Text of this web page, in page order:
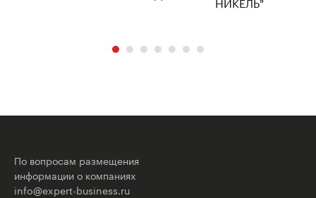
По вопросам размещения
информации о компаниях
info@expert-business.ru